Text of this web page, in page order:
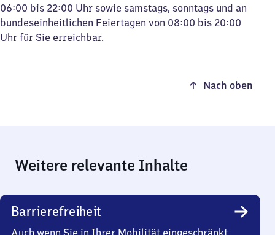
06:00 bis 22:00 Uhr sowie samstags, sonntags und an
bundeseinheitlichen Feiertagen von 08:00 bis 20:00
Uhr für Sie erreichbar.
Nach oben
Weitere relevante Inhalte
Barrierefreiheit
Auch wenn Sie in Ihrer Mobilität eingeschränkt